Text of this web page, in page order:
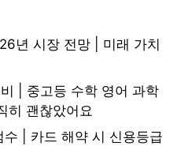
년 시장 전망 | 미래 가치
| 중고등 수학 영어 과학
히 괜찮았어요
| 카드 해약 시 신용등급